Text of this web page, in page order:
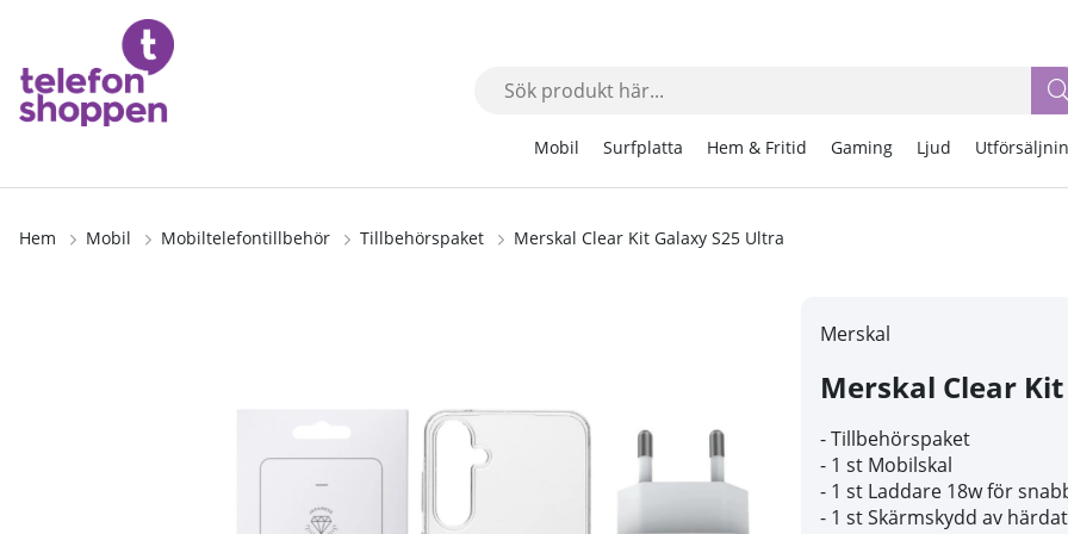
Mobil Surfplatta Hem & Fritid Gaming Ljud
Hem Mobil Mobiltelefontillbehör Tillbehörspaket Merskal Clear Kit Galaxy S25 Ultra
Merskal
Merskal Clear
- Tillbehörspaket
- 1 st Mobilskal
- 1 st Laddare 18w för
- 1 st Skärmskydd av